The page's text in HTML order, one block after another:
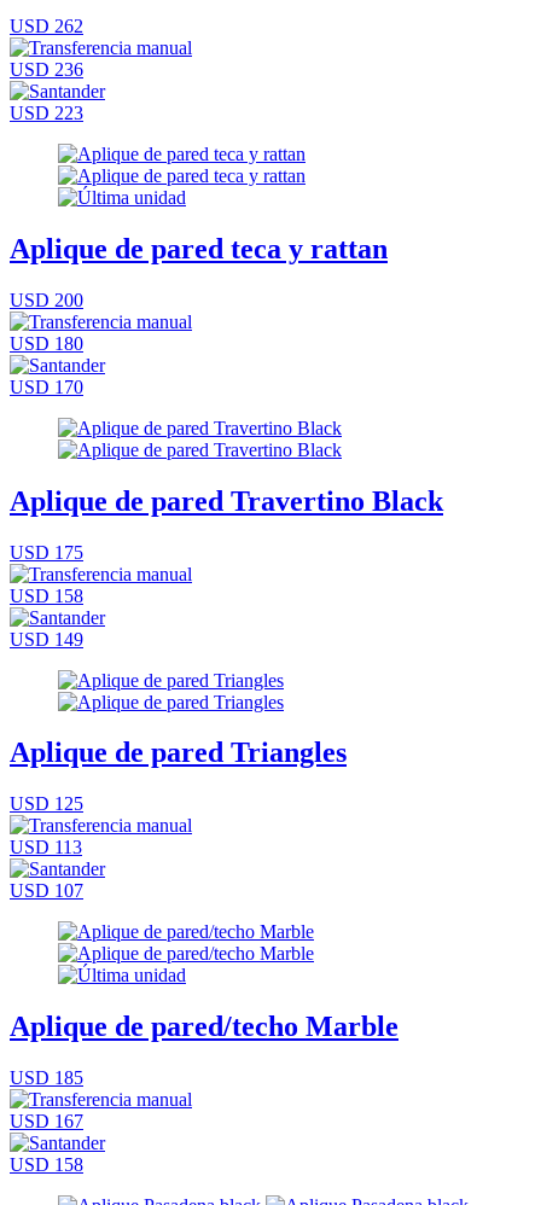
USD 262
USD 236
USD 223
Aplique de pared teca y rattan
USD 200
USD 180
USD 170
Aplique de pared Travertino Black
USD 175
USD 158
USD 149
Aplique de pared Triangles
USD 125
USD 113
USD 107
Aplique de pared/techo Marble
USD 185
USD 167
USD 158